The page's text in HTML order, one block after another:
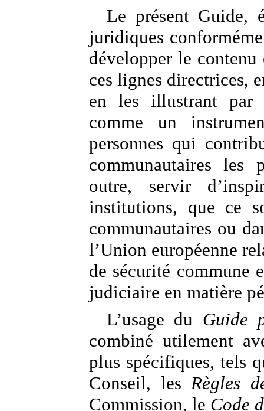
Le présent Guide,
juridiques
développer le
ces lignes directrices,
en les illustrant par
comme un
personnes qui
communautaires
outre, servir
institutions, que ce
communautaires ou
l’Union européenne
de sécurité commune
judiciaire en matière
L’usage du Guide
combiné utilement
plus spécifiques, tels
Conseil, lesRègles
Commission, le Code